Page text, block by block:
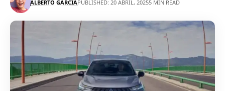
ALBERTO GARCÍAPUBLISHED: 20 ABRIL, 20255 MIN READ